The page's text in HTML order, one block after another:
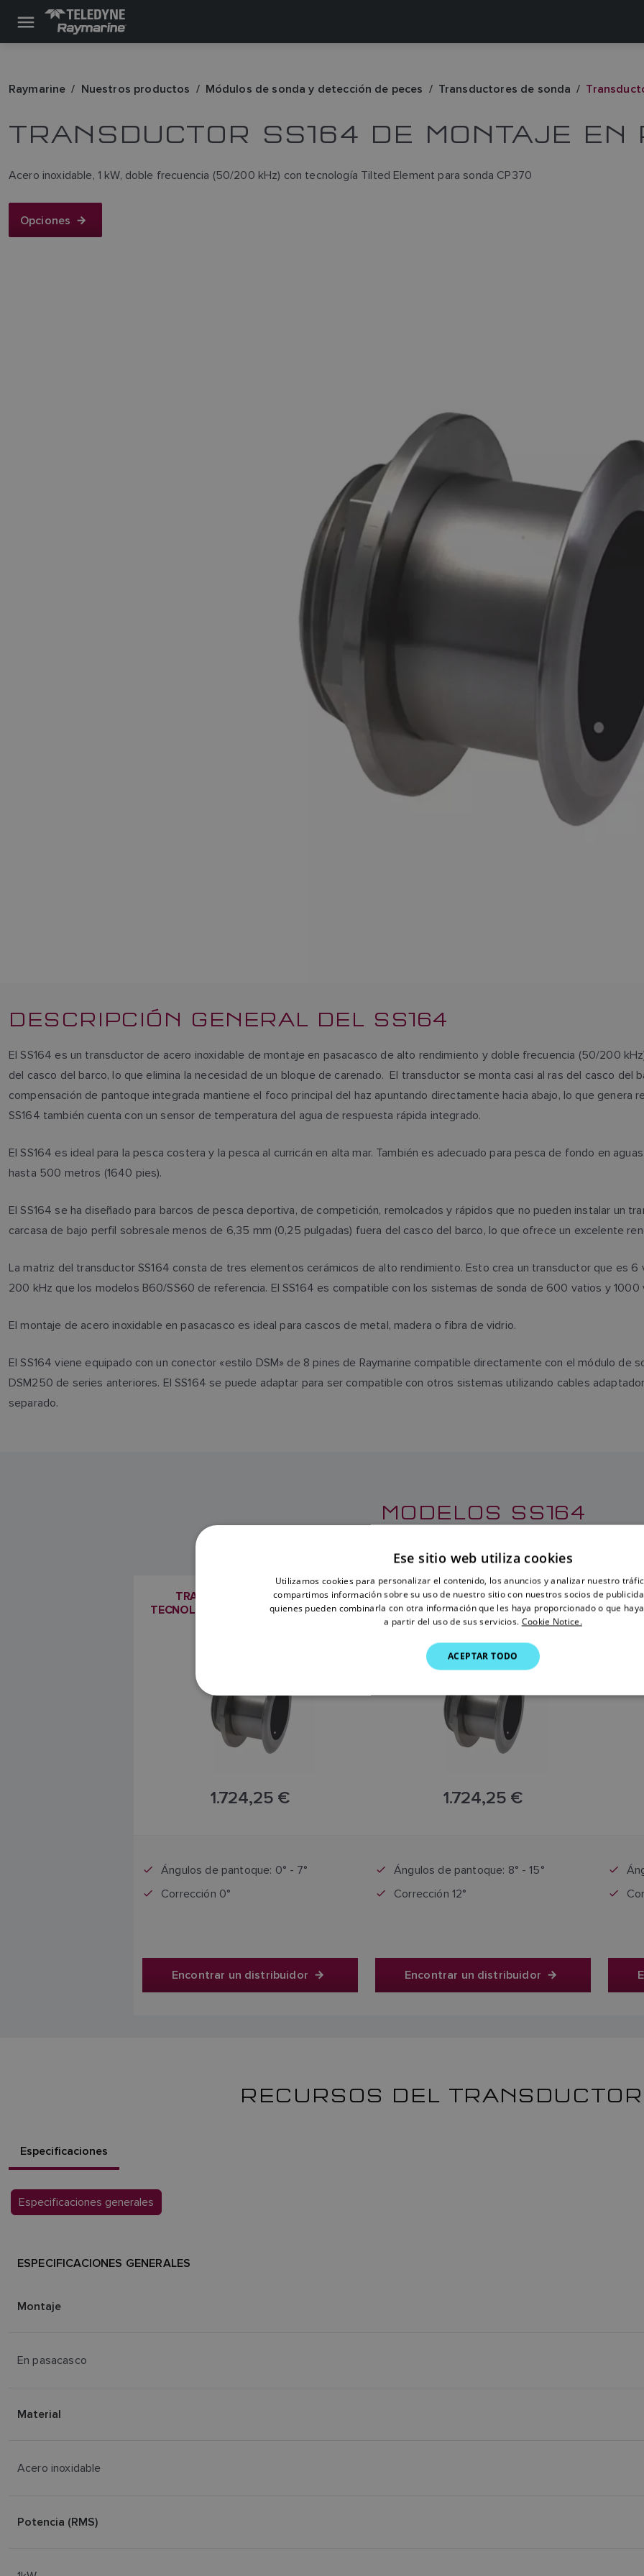
Raymarine Nuestros productos Módulos de sonda y detección de peces Transductores de sonda
TRANSDUCTOR SS164 DE MONTAJE EN
Acero inoxidable, 1 kW, doble frecuencia (50/200 kHz) con tecnología Tilted Element para sonda CP370
Opciones
DESCRIPCIÓN GENERAL DEL SS164
El SS164 es un transductor de acero inoxidable de montaje en pasacasco de alto rendimiento y doble frecuencia (50/200
del casco del barco, lo que elimina la necesidad de un bloque de carenado. El transductor se monta casi al ras del casco del
compensación de pantoque integrada mantiene el foco principal del haz apuntando directamente hacia abajo, lo que
SS164 también cuenta con un sensor de temperatura del agua de respuesta rápida integrado.
El SS164 es ideal para la pesca costera y la pesca al curricán en alta mar. También es adecuado para pesca de fondo en
hasta 500 metros (1640 pies).
El SS164 se ha diseñado para barcos de pesca deportiva, de competición, remolcados y rápidos que no pueden instalar un
carcasa de bajo perfil sobresale menos de 6,35 mm (0,25 pulgadas) fuera del casco del barco, lo que ofrece un excelente
La matriz del transductor SS164 consta de tres elementos cerámicos de alto rendimiento. Esto crea un transductor que es
200 kHz que los modelos B60/SS60 de referencia. El SS164 es compatible con los sistemas de sonda de 600 vatios y 1000
El montaje de acero inoxidable en pasacasco es ideal para cascos de metal, madera o fibra de vidrio.
El SS164 viene equipado con un conector «estilo DSM» de 8 pines de Raymarine compatible directamente con el módulo de
DSM250 de series anteriores. El SS164 se puede adaptar para ser compatible con otros sistemas utilizando cables
separado.
MODELOS SS164
TRANSDUCTOR SS164 CON
TECNOLOGÍA TILTED ELEMENT DE 0°
1.724,25 €
Ángulos de pantoque: 0° - 7°
Corrección 0°
Encontrar un distribuidor
TRANSDUCTOR SS164 CON
TECNOLOGÍA TILTED ELEMENT DE 12°
SKU: A66098
1.724,25 €
Ángulos de pantoque: 8° - 15°
Corrección 12°
Encontrar un distribuidor
RECURSOS DEL
Especificaciones
Especificaciones generales
ESPECIFICACIONES GENERALES
Montaje
En pasacasco
Material
Acero inoxidable
Potencia (RMS)
Ese sitio web utiliza cookies
Utilizamos cookies para personalizar el contenido, los anuncios y analizar nuestro
compartimos información sobre su uso de nuestro sitio con nuestros socios de
quienes pueden combinarla con otra información que les haya proporcionado o que
a partir del uso de sus servicios. Cookie Notice.
ACEPTAR TODO